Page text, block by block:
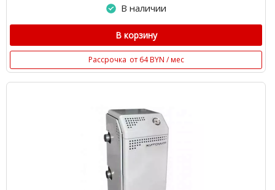
В наличии
В корзину
Рассрочка от 64 BYN / мес